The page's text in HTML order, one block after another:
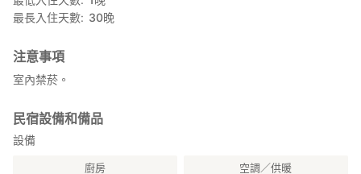
最長入住天數
30晚
注意事項
室內禁菸。
民宿設備和備品
設備
廚房 空調／供暖